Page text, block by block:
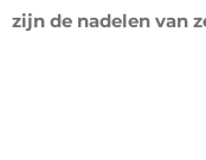
zijn de nadelen van